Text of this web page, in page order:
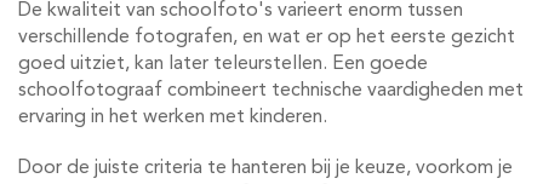
De kwaliteit van schoolfoto's varieert enorm tussen
verschillende fotografen, en wat er op het eerste gezicht
goed uitziet, kan later teleurstellen. Een goede
schoolfotograaf combineert technische vaardigheden met
ervaring in het werken met kinderen.
Door de juiste criteria te hanteren bij je keuze, voorkom je